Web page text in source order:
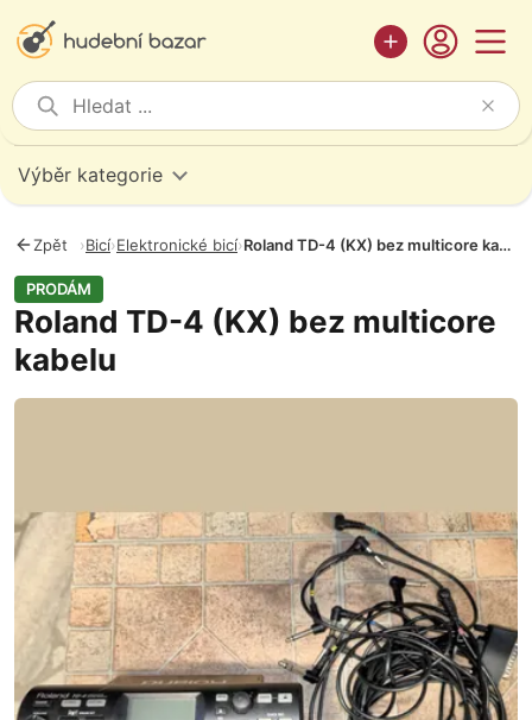
Výběr kategorie
Zpět ›Bicí›Elektronické bicí› Roland TD-4 (KX) bez multicore kabelu
PRODÁM
Roland TD-4 (KX) bez multicore
kabelu
Fotografie